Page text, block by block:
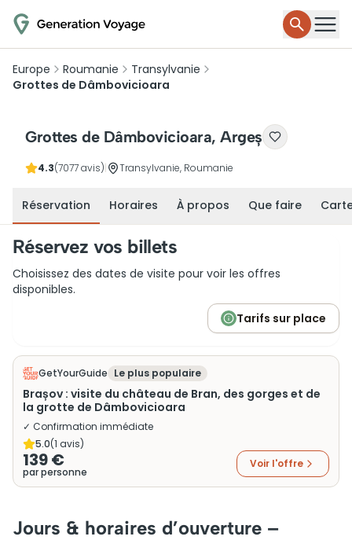
Europe Roumanie
Transylvanie
Grottes de Dâmbovicioara
Grottes de Dâmbovicioara, Argeș
4.3(7077 avis) Transylvanie, Roumanie
Réservation Horaires À propos Que faire
Réservez vos billets
Choisissez des dates de visite pour voir les offres
disponibles.
Tarifs sur place
GetYourGuide Le plus populaire
Brașov : visite du château de Bran, des gorges et de
la grotte de Dâmbovicioara
✓ Confirmation immédiate
5.0(1 avis)
139 €
par personne
Voir l'offre
Jours & horaires d’ouverture –